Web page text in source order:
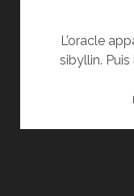
L’oracle
sibyllin. Puis